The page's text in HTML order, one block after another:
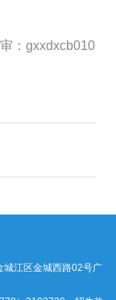
：gxxdxcb010
江区金城西路02号广